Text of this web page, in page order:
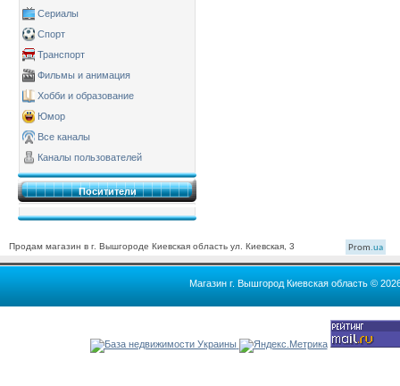
Сериалы
Спорт
Транспорт
Фильмы и анимация
Хобби и образование
Юмор
Все каналы
Каналы пользователей
Поситители
Продам магазин в г. Вышгороде Киевская область ул. Киевская, 3 Prom.ua
Магазин г. Вышгород Киевская область ©